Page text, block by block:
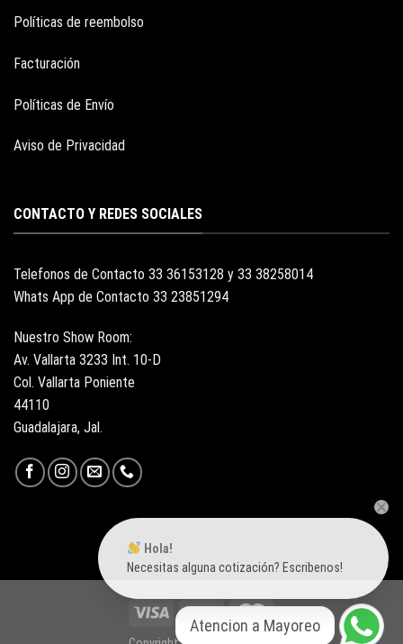
Políticas de reembolso
Facturación
Políticas de Envío
Aviso de Privacidad
CONTACTO Y REDES SOCIALES
Telefonos de Contacto 33 36153128 y 33 38258014
Whats App de Contacto 33 23851294
Nuestro Show Room:
Av. Vallarta 3233 Int. 10-D
Col. Vallarta Poniente
44110
Guadalajara, Jal.
Hola!
Necesitas alguna cotización? Escribenos!
Atencion a Mayoreo